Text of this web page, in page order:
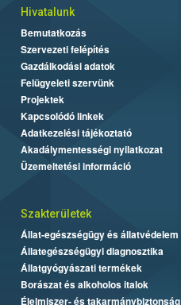
Hivatalunk
Bemutatkozás
Szervezeti felépítés
Gazdálkodási adatok
Felügyeleti szervünk
Projektek
Kapcsolódó linkek
Adatkezelési tájékoztató
Akadálymentességi nyilatkozat
Üzemeltetési információ
Szakterületek
Állat-egészségügy és állatvédelem
Állategészségügyi diagnosztika
Állatgyógyászati termékek
Borászat és alkoholos italok
Élelmiszer- és takarmánybiztonság